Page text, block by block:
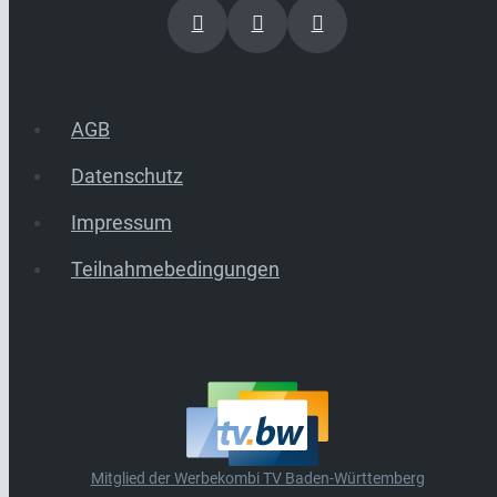
AGB
Datenschutz
Impressum
Teilnahmebedingungen
Mitglied der Werbekombi TV Baden-Württemberg